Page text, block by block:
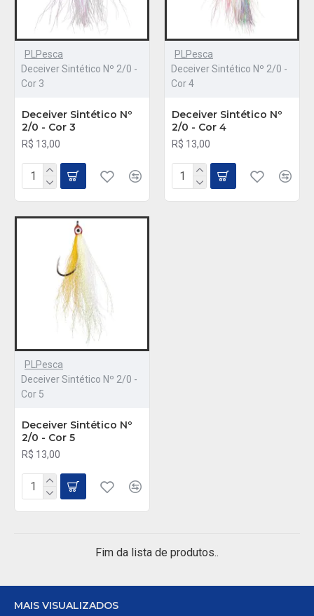
PLPesca
Deceiver Sintético Nº 2/0 -
Cor 3
Deceiver Sintético Nº
2/0 - Cor 3
R$ 13,00
PLPesca
Deceiver Sintético Nº 2/0 -
Cor 4
Deceiver Sintético Nº
2/0 - Cor 4
R$ 13,00
PLPesca
Deceiver Sintético Nº 2/0 -
Cor 5
Deceiver Sintético Nº
2/0 - Cor 5
R$ 13,00
Fim da lista de produtos..
MAIS VISUALIZADOS